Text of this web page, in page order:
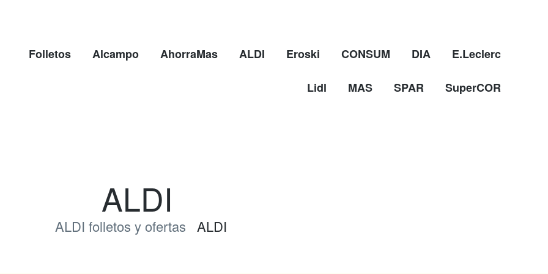
Folletos Alcampo AhorraMas ALDI Eroski CONSUM DIA E.Leclerc
Lidl MAS SPAR SuperCOR
ALDI
ALDI folletos y ofertas ALDI